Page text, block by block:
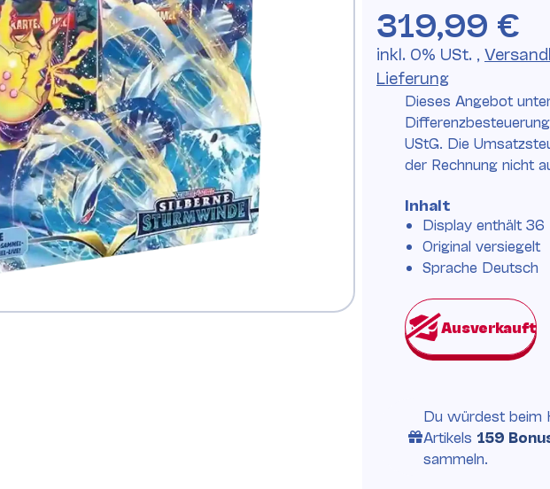
319,99 €
inkl. 0% USt. ,
Lieferung
Inhalt
Display enthält 36
Original versiegelt
Sprache Deutsch
Du würdest beim
Artikels 159
sammeln.
Dieses Angebot
UStG. Die
der Rechnung nicht